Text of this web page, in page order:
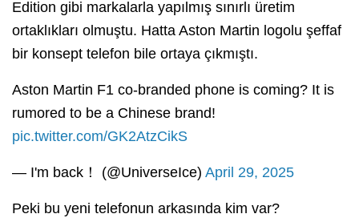
Edition gibi markalarla yapılmış sınırlı üretim
ortaklıkları olmuştu. Hatta Aston Martin logolu şeffaf
bir konsept telefon bile ortaya çıkmıştı.
Aston Martin F1 co-branded phone is coming? It is
rumored to be a Chinese brand!
pic.twitter.com/GK2AtzCikS
— I'm back！ (@UniverseIce) April 29, 2025
Peki bu yeni telefonun arkasında kim var?